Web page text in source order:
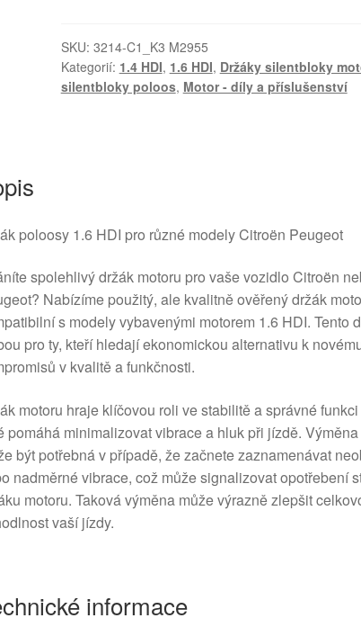
SKU: 3214-C1_K3 M2955
Kategorií: 1.4 HDI, 1.6 HDI, Držáky silentbloky
silentbloky poloos, Motor - díly a příslušenství
poloosy 1.6 HDI pro různé modely Citroën Peugeot
spolehlivý držák motoru pro vaše vozidlo Citroën
Nabízíme použitý, ale kvalitně ověřený držák
s modely vybavenými motorem 1.6 HDI. Tento
pro ty, kteří hledají ekonomickou alternativu k
v kvalitě a funkčnosti.
motoru hraje klíčovou roli ve stabilitě a správné
pomáhá minimalizovat vibrace a hluk při jízdě.
být potřebná v případě, že začnete zaznamenávat
nadměrné vibrace, což může signalizovat opotřebení
motoru. Taková výměna může výrazně zlepšit
vaší jízdy.
informace